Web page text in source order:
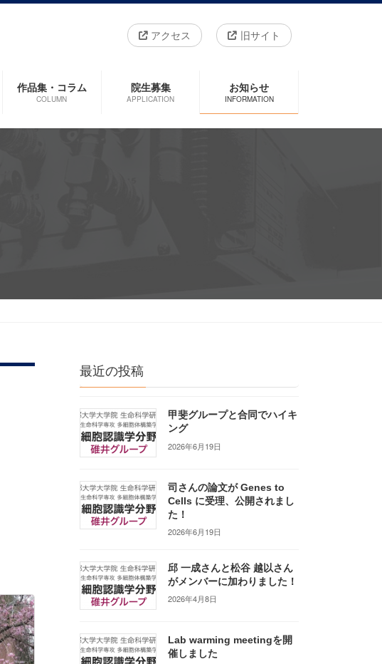
アクセス 旧サイト
作品集・コラム
COLUMN
院生募集
APPLICATION
お知らせ
INFORMATION
最近の投稿
甲斐グループと合同でハイキ
ング
2026年6月19日
司さんの論文が Genes to
Cells に受理、公開されまし
た！
2026年6月19日
邱 一成さんと松谷 越以さん
がメンバーに加わりました！
2026年4月8日
Lab warming meetingを開
催しました